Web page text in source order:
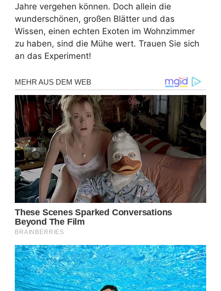
Jahre vergehen können. Doch allein die
wunderschönen, großen Blätter und das
Wissen, einen echten Exoten im Wohnzimmer
zu haben, sind die Mühe wert. Trauen Sie sich
an das Experiment!